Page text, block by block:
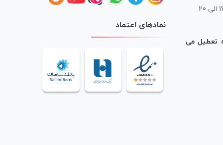
تعطیل می
نمادهای اعتماد